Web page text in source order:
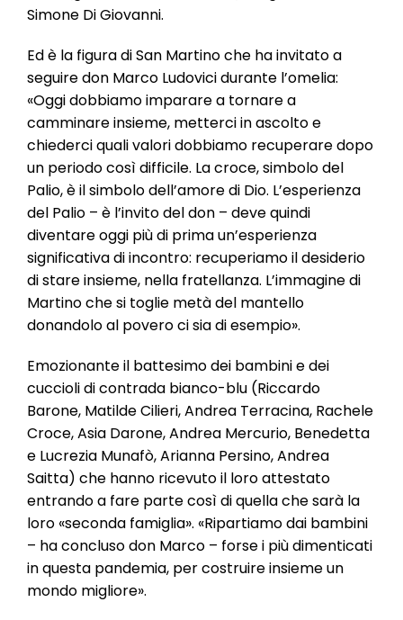
Simone Di Giovanni.
Ed è la figura di San Martino che ha invitato a
seguire don Marco Ludovici durante l’omelia:
«Oggi dobbiamo imparare a tornare a
camminare insieme, metterci in ascolto e
chiederci quali valori dobbiamo recuperare dopo
un periodo così difficile. La croce, simbolo del
Palio, è il simbolo dell’amore di Dio. L’esperienza
del Palio – è l’invito del don – deve quindi
diventare oggi più di prima un’esperienza
significativa di incontro: recuperiamo il desiderio
di stare insieme, nella fratellanza. L’immagine di
Martino che si toglie metà del mantello
donandolo al povero ci sia di esempio».
Emozionante il battesimo dei bambini e dei
cuccioli di contrada bianco-blu (Riccardo
Barone, Matilde Cilieri, Andrea Terracina, Rachele
Croce, Asia Darone, Andrea Mercurio, Benedetta
e Lucrezia Munafò, Arianna Persino, Andrea
Saitta) che hanno ricevuto il loro attestato
entrando a fare parte così di quella che sarà la
loro «seconda famiglia». «Ripartiamo dai bambini
– ha concluso don Marco – forse i più dimenticati
in questa pandemia, per costruire insieme un
mondo migliore».